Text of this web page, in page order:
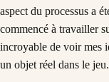
aspect du processus a
commencé à travailler
incroyable de voir mes
un objet réel dans le jeu.